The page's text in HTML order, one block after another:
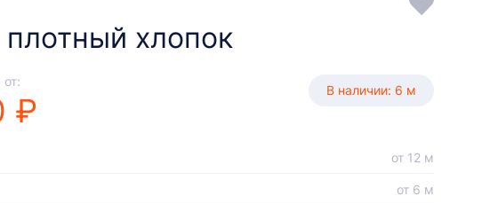
плотный хлопок
₽
В наличии: 6 м
от 6 м
от 12 м